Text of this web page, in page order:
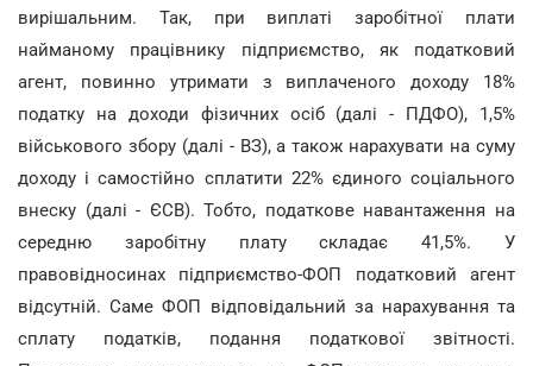
вирішальним. Так, при виплаті заробітної плати
найманому працівнику підприємство, як податковий
агент, повинно утримати з виплаченого доходу 18%
податку на доходи фізичних осіб (далі - ПДФО), 1,5%
військового збору (далі - ВЗ), а також нарахувати на суму
доходу і самостійно сплатити 22% єдиного соціального
внеску (далі - ЄСВ). Тобто, податкове навантаження на
середню заробітну плату складає 41,5%. У
правовідносинах підприємство-ФОП податковий агент
відсутній. Саме ФОП відповідальний за нарахування та
сплату податків, подання податкової звітності.